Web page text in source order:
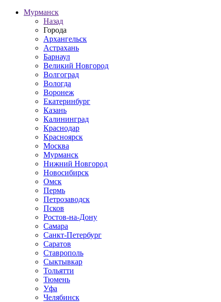
Мурманск
Назад
Города
Архангельск
Астрахань
Барнаул
Великий Новгород
Волгоград
Вологда
Воронеж
Екатеринбург
Казань
Калининград
Краснодар
Красноярск
Москва
Мурманск
Нижний Новгород
Новосибирск
Омск
Пермь
Петрозаводск
Псков
Ростов-на-Дону
Самара
Санкт-Петербург
Саратов
Ставрополь
Сыктывкар
Тольятти
Тюмень
Уфа
Челябинск